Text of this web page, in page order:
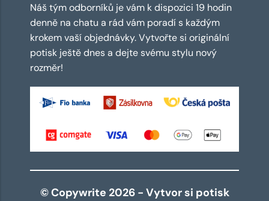
Náš tým odborníků je vám k dispozici 19 hodin
denně na chatu a rád vám poradí s každým
krokem vaší objednávky. Vytvořte si originální
potisk ještě dnes a dejte svému stylu nový
rozměr!
© Copywrite 2026 - Vytvor si potisk